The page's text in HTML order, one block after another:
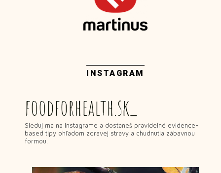
INSTAGRAM
foodforhealth.sk_
Sleduj ma na Instagrame a dostaneš pravidelné evidence-
based tipy ohľadom zdravej stravy a chudnutia zábavnou
formou.